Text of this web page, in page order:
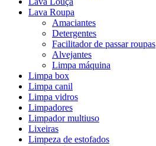
Lava Roupa
Amaciantes
Detergentes
Facilitador de passar roupas
Alvejantes
Limpa máquina
Limpa box
Limpa canil
Limpa vidros
Limpadores
Limpador multiuso
Lixeiras
Limpeza de estofados